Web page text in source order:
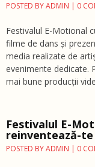
POSTED BYADMIN | 0
Festivalul E-Motional
filme de dans și
media realizate de
evenimente dedicate.
mai bune producții
Festivalul E-
reinventează-te
POSTED BYADMIN | 0